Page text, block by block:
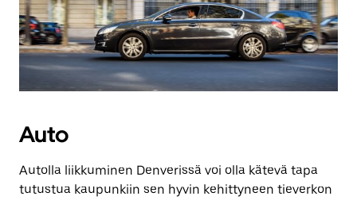
Auto
Autolla liikkuminen Denverissä voi olla kätevä tapa
tutustua kaupunkiin sen hyvin kehittyneen tieverkon